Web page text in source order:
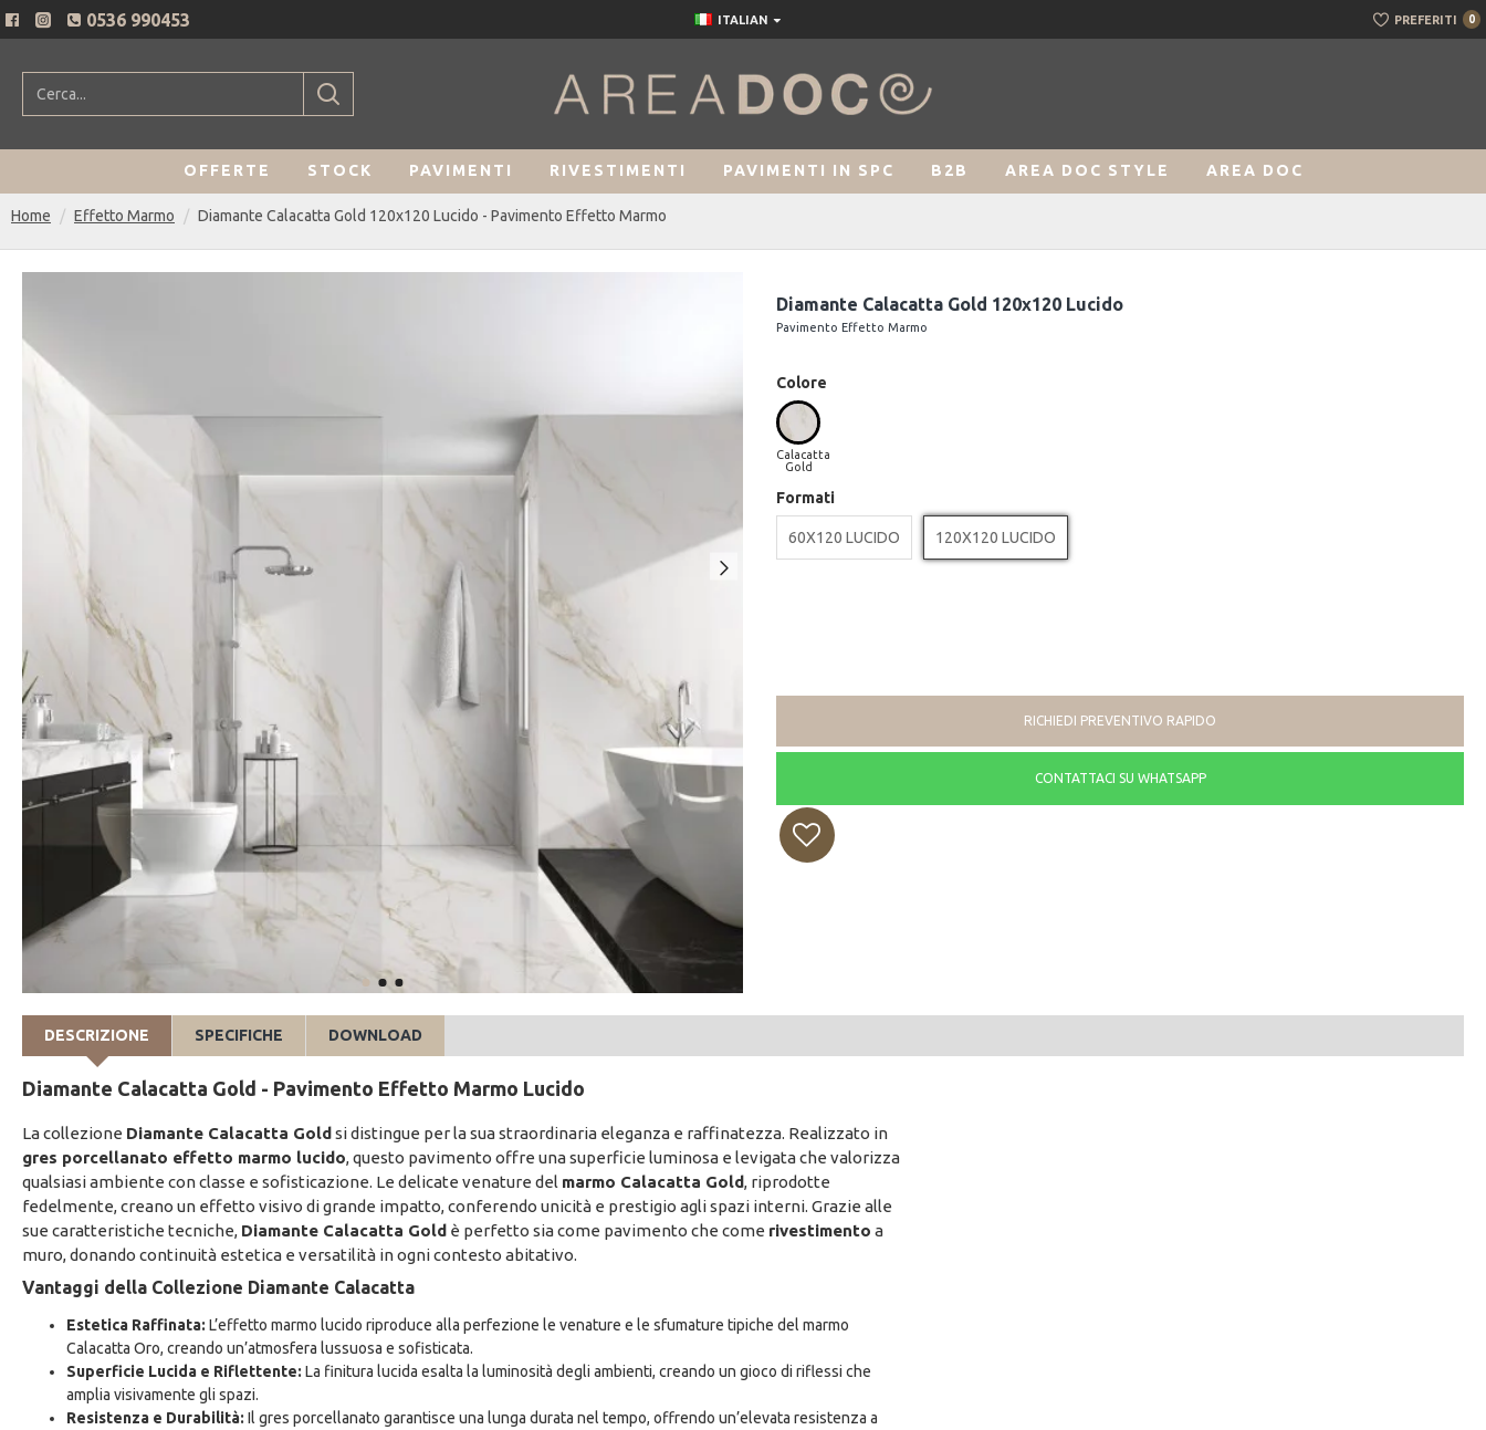
0536 990453 ITALIAN PREFERITI 0
OFFERTE STOCK PAVIMENTI RIVESTIMENTI PAVIMENTI IN SPC B2B AREA DOC STYLE AREA DOC
Home Effetto Marmo Diamante Calacatta Gold 120x120 Lucido - Pavimento Effetto Marmo
Diamante Calacatta Gold 120x120 Lucido
Pavimento Effetto Marmo
Colore
Calacatta
Gold
Formati
60X120 LUCIDO 120X120 LUCIDO
RICHIEDI PREVENTIVO RAPIDO
CONTATTACI SU WHATSAPP
DESCRIZIONE SPECIFICHE DOWNLOAD
Diamante Calacatta Gold - Pavimento Effetto Marmo Lucido
La collezione Diamante Calacatta Goldsi distingue per la sua straordinaria eleganza e raffinatezza. Realizzato in
gres porcellanato effetto marmo lucido, questo pavimento offre una superficie luminosa e levigata che valorizza
qualsiasi ambiente con classe e sofisticazione. Le delicate venature del marmo Calacatta Gold, riprodotte
fedelmente, creano un effetto visivo di grande impatto, conferendo unicità e prestigio agli spazi interni. Grazie alle
sue caratteristiche tecniche, Diamante Calacatta Gold è perfetto sia come pavimento che come rivestimento a
muro, donando continuità estetica e versatilità in ogni contesto abitativo.
Vantaggi della Collezione Diamante Calacatta
Estetica Raffinata: L’effetto marmo lucido riproduce alla perfezione le venature e le sfumature tipiche del marmo
Calacatta Oro, creando un’atmosfera lussuosa e sofisticata.
Superficie Lucida e Riflettente: La finitura lucida esalta la luminosità degli ambienti, creando un gioco di riflessi che
amplia visivamente gli spazi.
Resistenza e Durabilità: Il gres porcellanato garantisce una lunga durata nel tempo, offrendo un’elevata resistenza a